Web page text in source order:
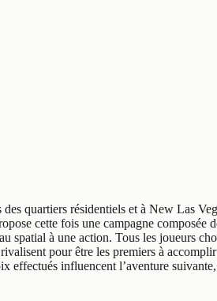
quartiers résidentiels et à New Las
cette fois une campagne
spatial à une action. Tous les joueurs
pour être les premiers à
influencent l’aventure